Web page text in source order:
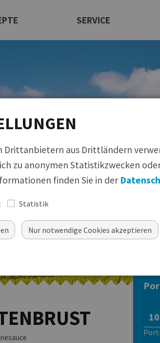
SERVICE
Produkte
Ansprechpartner
Infomaterial
Messen
Bildmaterial
Bezugsquellen
Rezeptfinder
Tortelloni Ricotta-
Drittanbietern aus Drittländern
zu anonymen Statistikzwecken
finden Sie in der
Statistik
Nur notwendige Cookies akzeptieren